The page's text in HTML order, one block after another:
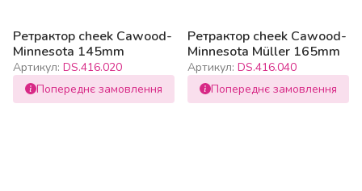
Ретрактор cheek Cawood-
Minnesota 145mm
Артикул: DS.416.020
Попереднє замовлення
Ретрактор cheek Cawood-
Minnesota Müller 165mm
Артикул: DS.416.040
Попереднє замовлення